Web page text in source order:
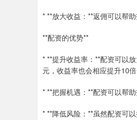
* **放大收益：**返佣可以帮
**配资的优势**
* **提升收益率：**配资可以
元，收益率也会相应提升10倍
* **把握机遇：**配资可以帮
* **降低风险：**虽然配资可